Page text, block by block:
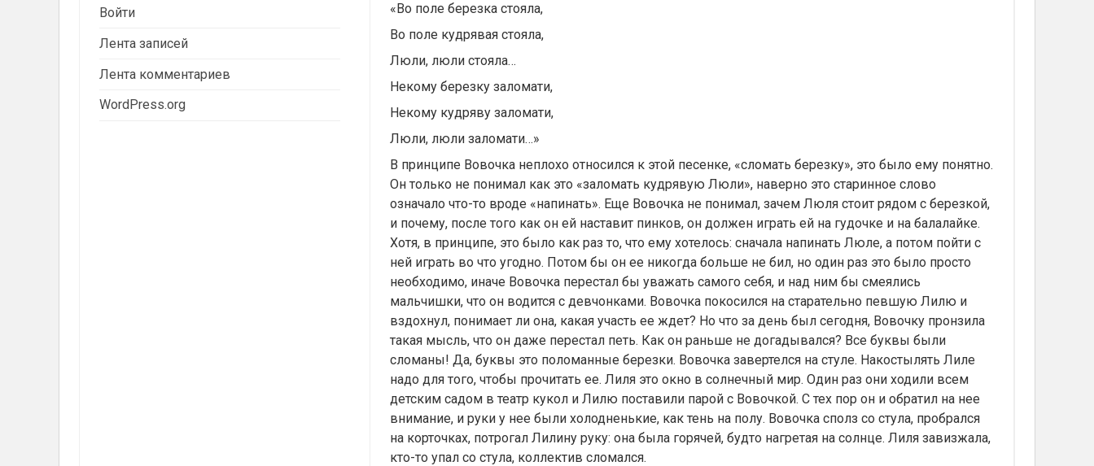
«Во поле березка стояла,
Во поле кудрявая стояла,
Люли, люли стояла…
Некому березку заломати,
Некому кудряву заломати,
Люли, люли заломати…»
В принципе Вовочка неплохо относился к этой песенке, «сломать березку», это было ему понятно.
Он только не понимал как это «заломать кудрявую Люли», наверно это старинное слово
означало что-то вроде «напинать». Еще Вовочка не понимал, зачем Люля стоит рядом с березкой,
и почему, после того как он ей наставит пинков, он должен играть ей на гудочке и на балалайке.
Хотя, в принципе, это было как раз то, что ему хотелось: сначала напинать Люле, а потом пойти с
ней играть во что угодно. Потом бы он ее никогда больше не бил, но один раз это было просто
необходимо, иначе Вовочка перестал бы уважать самого себя, и над ним бы смеялись
мальчишки, что он водится с девчонками. Вовочка покосился на старательно певшую Лилю и
вздохнул, понимает ли она, какая участь ее ждет? Но что за день был сегодня, Вовочку пронзила
такая мысль, что он даже перестал петь. Как он раньше не догадывался? Все буквы были
сломаны! Да, буквы это поломанные березки. Вовочка завертелся на стуле. Накостылять Лиле
надо для того, чтобы прочитать ее. Лиля это окно в солнечный мир. Один раз они ходили всем
детским садом в театр кукол и Лилю поставили парой с Вовочкой. С тех пор он и обратил на нее
внимание, и руки у нее были холодненькие, как тень на полу. Вовочка сполз со стула, пробрался
на корточках, потрогал Лилину руку: она была горячей, будто нагретая на солнце. Лиля завизжала,
кто-то упал со стула, коллектив сломался.
Войти
Лента записей
Лента комментариев
WordPress.org